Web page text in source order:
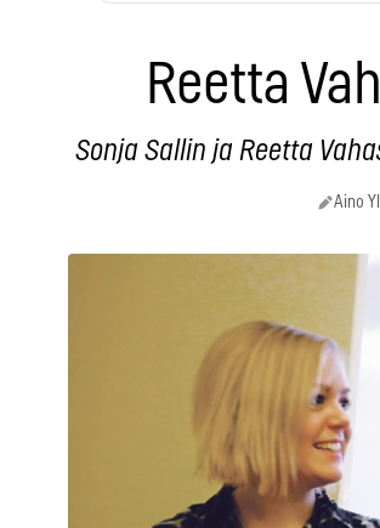
Reetta
Sonja Sallin ja Reetta
Aino